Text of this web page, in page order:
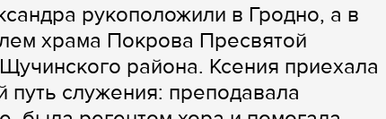
рукоположили в Гродно, а в
храма Покрова Пресвятой
района. Ксения приехала
путь служения: преподавала